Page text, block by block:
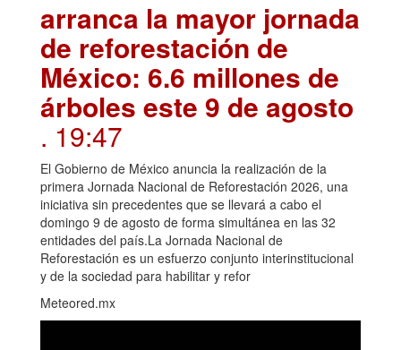
arranca la mayor jornada
de reforestación de
México: 6.6 millones de
árboles este 9 de agosto
. 19:47
El Gobierno de México anuncia la realización de la
primera Jornada Nacional de Reforestación 2026, una
iniciativa sin precedentes que se llevará a cabo el
domingo 9 de agosto de forma simultánea en las 32
entidades del país.La Jornada Nacional de
Reforestación es un esfuerzo conjunto interinstitucional
y de la sociedad para habilitar y refor
Meteored.mx